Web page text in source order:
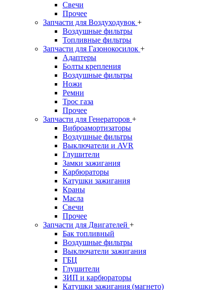
Свечи
Прочее
Запчасти для Воздуходувок +
Воздушные фильтры
Топливные фильтры
Запчасти для Газонокосилок +
Адаптеры
Болты крепления
Воздушные фильтры
Ножи
Ремни
Трос газа
Прочее
Запчасти для Генераторов +
Виброамортизаторы
Воздушные фильтры
Выключатели и AVR
Глушители
Замки зажигания
Карбюраторы
Катушки зажигания
Краны
Масла
Свечи
Прочее
Запчасти для Двигателей +
Бак топливный
Воздушные фильтры
Выключатели зажигания
ГБЦ
Глушители
ЗИП и карбюраторы
Катушки зажигания (магнето)